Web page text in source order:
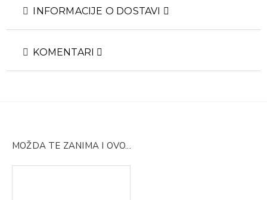
INFORMACIJE O DOSTAVI
KOMENTARI
MOŽDA TE ZANIMA I OVO...